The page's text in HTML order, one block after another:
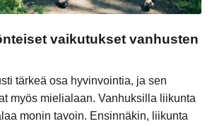
vaikutukset vanhusten
tärkeä osa hyvinvointia, ja sen
myös mielialaan. Vanhuksilla liikunta
monin tavoin. Ensinnäkin, liikunta